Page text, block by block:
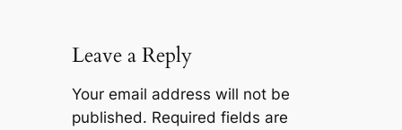
Leave a Reply
Your email address will not be
published. Required fields are